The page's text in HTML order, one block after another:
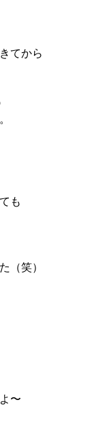
てから
も
（笑）
〜